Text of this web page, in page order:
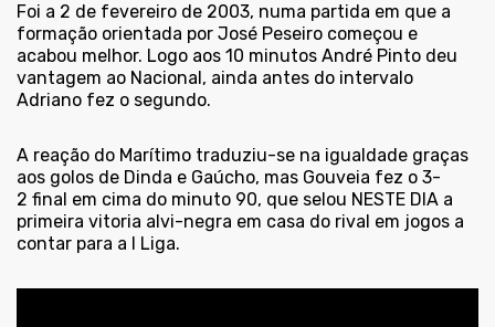
Foi a 2 de fevereiro de 2003, numa partida em que a
formação orientada por José Peseiro começou e
acabou melhor. Logo aos 10 minutos André Pinto deu
vantagem ao Nacional, ainda antes do intervalo
Adriano fez o segundo.
A reação do Marítimo traduziu-se na igualdade graças
aos golos de Dinda e Gaúcho, mas Gouveia fez o 3-
2 final em cima do minuto 90, que selou NESTE DIA a
primeira vitoria alvi-negra em casa do rival em jogos a
contar para a I Liga.